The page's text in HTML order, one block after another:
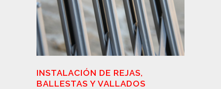
INSTALACIÓN DE REJAS,
BALLESTAS Y VALLADOS